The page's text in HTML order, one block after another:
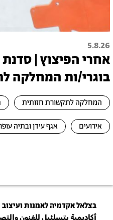
5.8.26
אחרי הפיצוץ |
בוגרי/ות המחלקה
המחלקה לתקשורת חזותית
אירועים אגף עידן ובתיה
בצלאל אקדמיה לאמנות ועיצוב
أكاديمية بتسلئيل للفنون